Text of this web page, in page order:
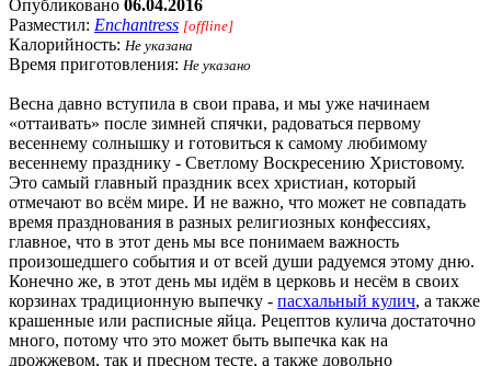
Опубликовано 06.04.2016
Разместил: Enchantress [offline]
Калорийность: Не указана
Время приготовления: Не указано
Весна давно вступила в свои права, и мы уже начинаем
«оттаивать» после зимней спячки, радоваться первому
весеннему солнышку и готовиться к самому любимому
весеннему празднику - Светлому Воскресению Христовому.
Это самый главный праздник всех христиан, который
отмечают во всём мире. И не важно, что может не совпадать
время празднования в разных религиозных конфессиях,
главное, что в этот день мы все понимаем важность
произошедшего события и от всей души радуемся этому дню.
Конечно же, в этот день мы идём в церковь и несём в своих
корзинах традиционную выпечку - пасхальный кулич, а также
крашенные или расписные яйца. Рецептов кулича достаточно
много, потому что это может быть выпечка как на
дрожжевом, так и пресном тесте, а также довольно